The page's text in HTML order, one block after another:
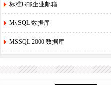
3.关于.com价格调整的通知
4. 香港独享服务器69硬件升级通知！
3-24]
11-27]
6.国际域名(.COM)续费价格调整通知
8-21]
7.香港独享服务器71网站迁移通知！
标准G邮企业邮箱
MySQL 数据库
MSSQL 2000 数据库